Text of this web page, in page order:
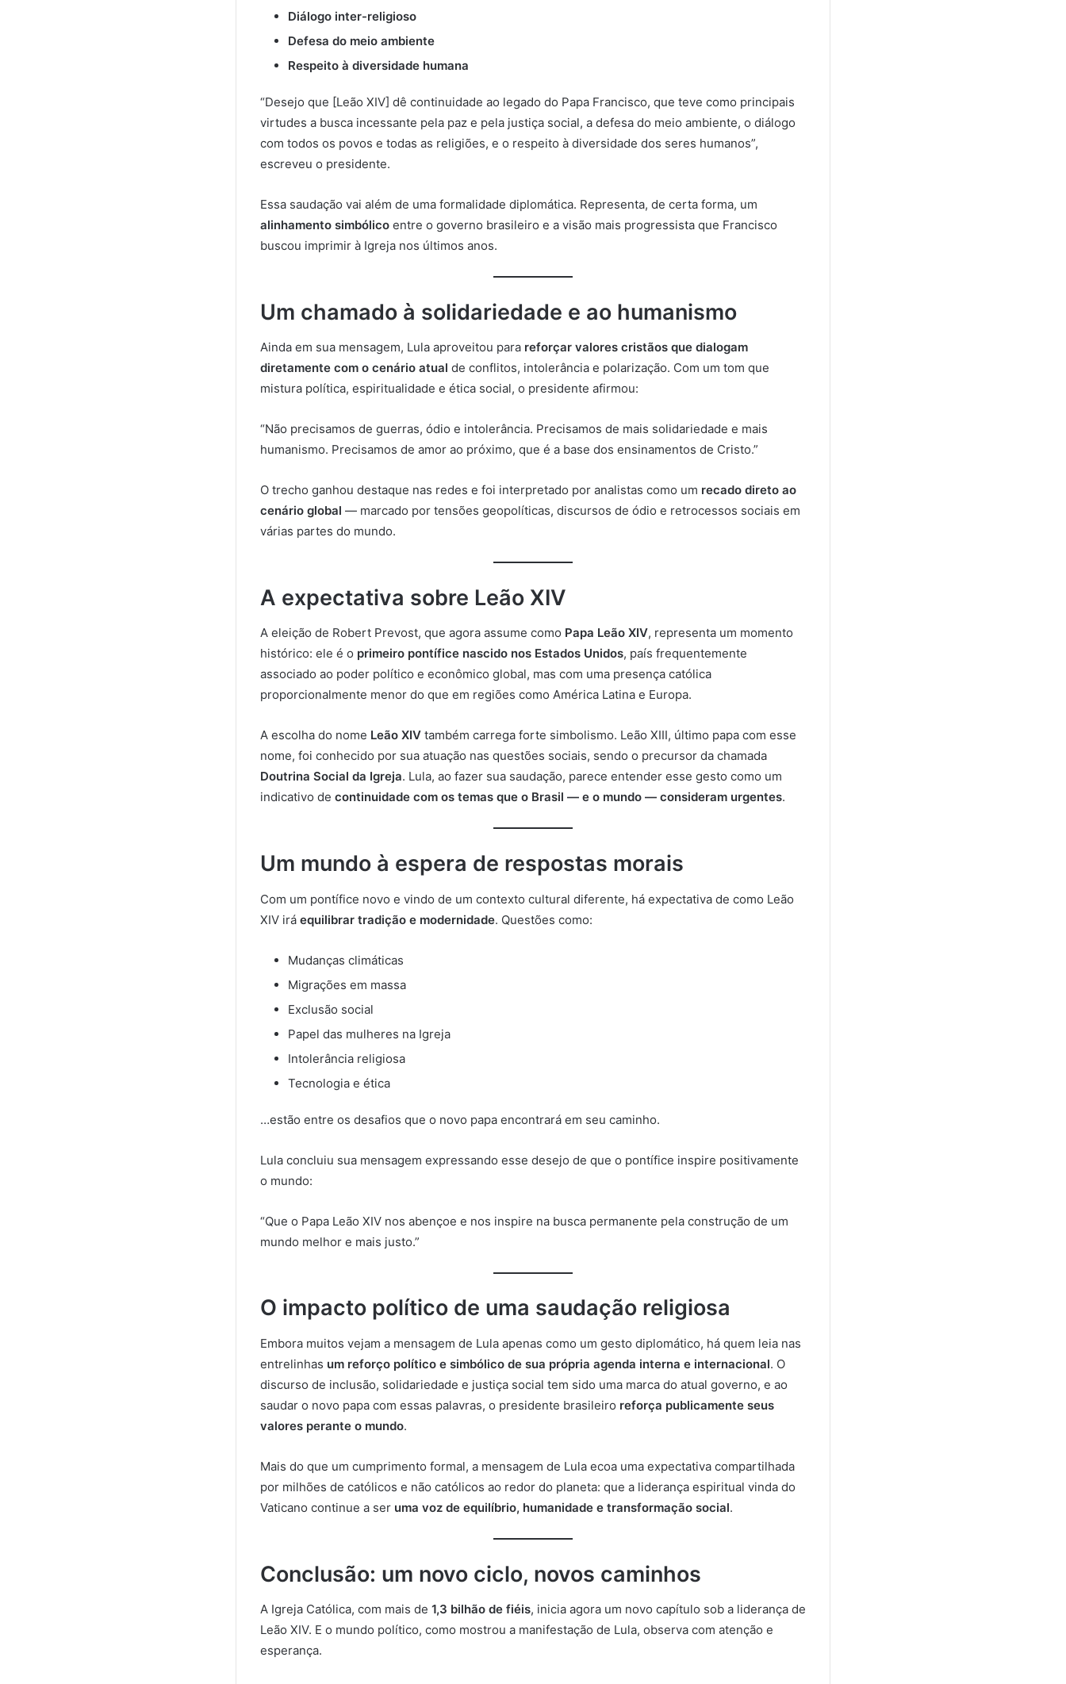
Diálogo inter-religioso
Defesa do meio ambiente
Respeito à diversidade humana
“Desejo que [Leão XIV] dê continuidade ao legado do Papa Francisco, que teve como principais
virtudes a busca incessante pela paz e pela justiça social, a defesa do meio ambiente, o diálogo
com todos os povos e todas as religiões, e o respeito à diversidade dos seres humanos”,
escreveu o presidente.
Essa saudação vai além de uma formalidade diplomática. Representa, de certa forma, um
alinhamento simbólico entre o governo brasileiro e a visão mais progressista que Francisco
buscou imprimir à Igreja nos últimos anos.
Um chamado à solidariedade e ao humanismo
Ainda em sua mensagem, Lula aproveitou para reforçar valores cristãos que dialogam
diretamente com o cenário atual de conflitos, intolerância e polarização. Com um tom que
mistura política, espiritualidade e ética social, o presidente afirmou:
“Não precisamos de guerras, ódio e intolerância. Precisamos de mais solidariedade e mais
humanismo. Precisamos de amor ao próximo, que é a base dos ensinamentos de Cristo.”
O trecho ganhou destaque nas redes e foi interpretado por analistas como um recado direto ao
cenário global — marcado por tensões geopolíticas, discursos de ódio e retrocessos sociais em
várias partes do mundo.
A expectativa sobre Leão XIV
A eleição de Robert Prevost, que agora assume como Papa Leão XIV, representa um momento
histórico: ele é o primeiro pontífice nascido nos Estados Unidos, país frequentemente
associado ao poder político e econômico global, mas com uma presença católica
proporcionalmente menor do que em regiões como América Latina e Europa.
A escolha do nome Leão XIV também carrega forte simbolismo. Leão XIII, último papa com esse
nome, foi conhecido por sua atuação nas questões sociais, sendo o precursor da chamada
Doutrina Social da Igreja. Lula, ao fazer sua saudação, parece entender esse gesto como um
indicativo de continuidade com os temas que o Brasil — e o mundo — consideram urgentes.
Um mundo à espera de respostas morais
Com um pontífice novo e vindo de um contexto cultural diferente, há expectativa de como Leão
XIV irá equilibrar tradição e modernidade. Questões como:
Mudanças climáticas
Migrações em massa
Exclusão social
Papel das mulheres na Igreja
Intolerância religiosa
Tecnologia e ética
…estão entre os desafios que o novo papa encontrará em seu caminho.
Lula concluiu sua mensagem expressando esse desejo de que o pontífice inspire positivamente
o mundo:
“Que o Papa Leão XIV nos abençoe e nos inspire na busca permanente pela construção de um
mundo melhor e mais justo.”
O impacto político de uma saudação religiosa
Embora muitos vejam a mensagem de Lula apenas como um gesto diplomático, há quem leia nas
entrelinhas um reforço político e simbólico de sua própria agenda interna e internacional. O
discurso de inclusão, solidariedade e justiça social tem sido uma marca do atual governo, e ao
saudar o novo papa com essas palavras, o presidente brasileiro reforça publicamente seus
valores perante o mundo.
Mais do que um cumprimento formal, a mensagem de Lula ecoa uma expectativa compartilhada
por milhões de católicos e não católicos ao redor do planeta: que a liderança espiritual vinda do
Vaticano continue a ser uma voz de equilíbrio, humanidade e transformação social.
Conclusão: um novo ciclo, novos caminhos
A Igreja Católica, com mais de 1,3 bilhão de fiéis, inicia agora um novo capítulo sob a liderança de
Leão XIV. E o mundo político, como mostrou a manifestação de Lula, observa com atenção e
esperança.